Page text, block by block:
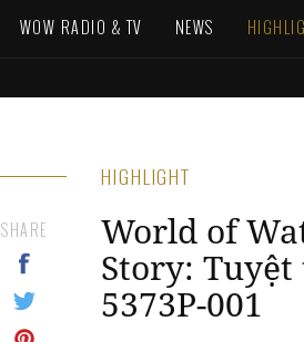
WOW RADIO & TV NEWS
HIGHLIGHT
World of
Story:
5373P-001
SHARE